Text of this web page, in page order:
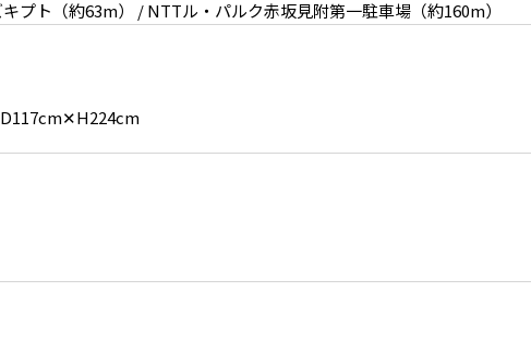
プト（約63m） / NTTル・パルク赤坂見附第一駐車場（約160m）